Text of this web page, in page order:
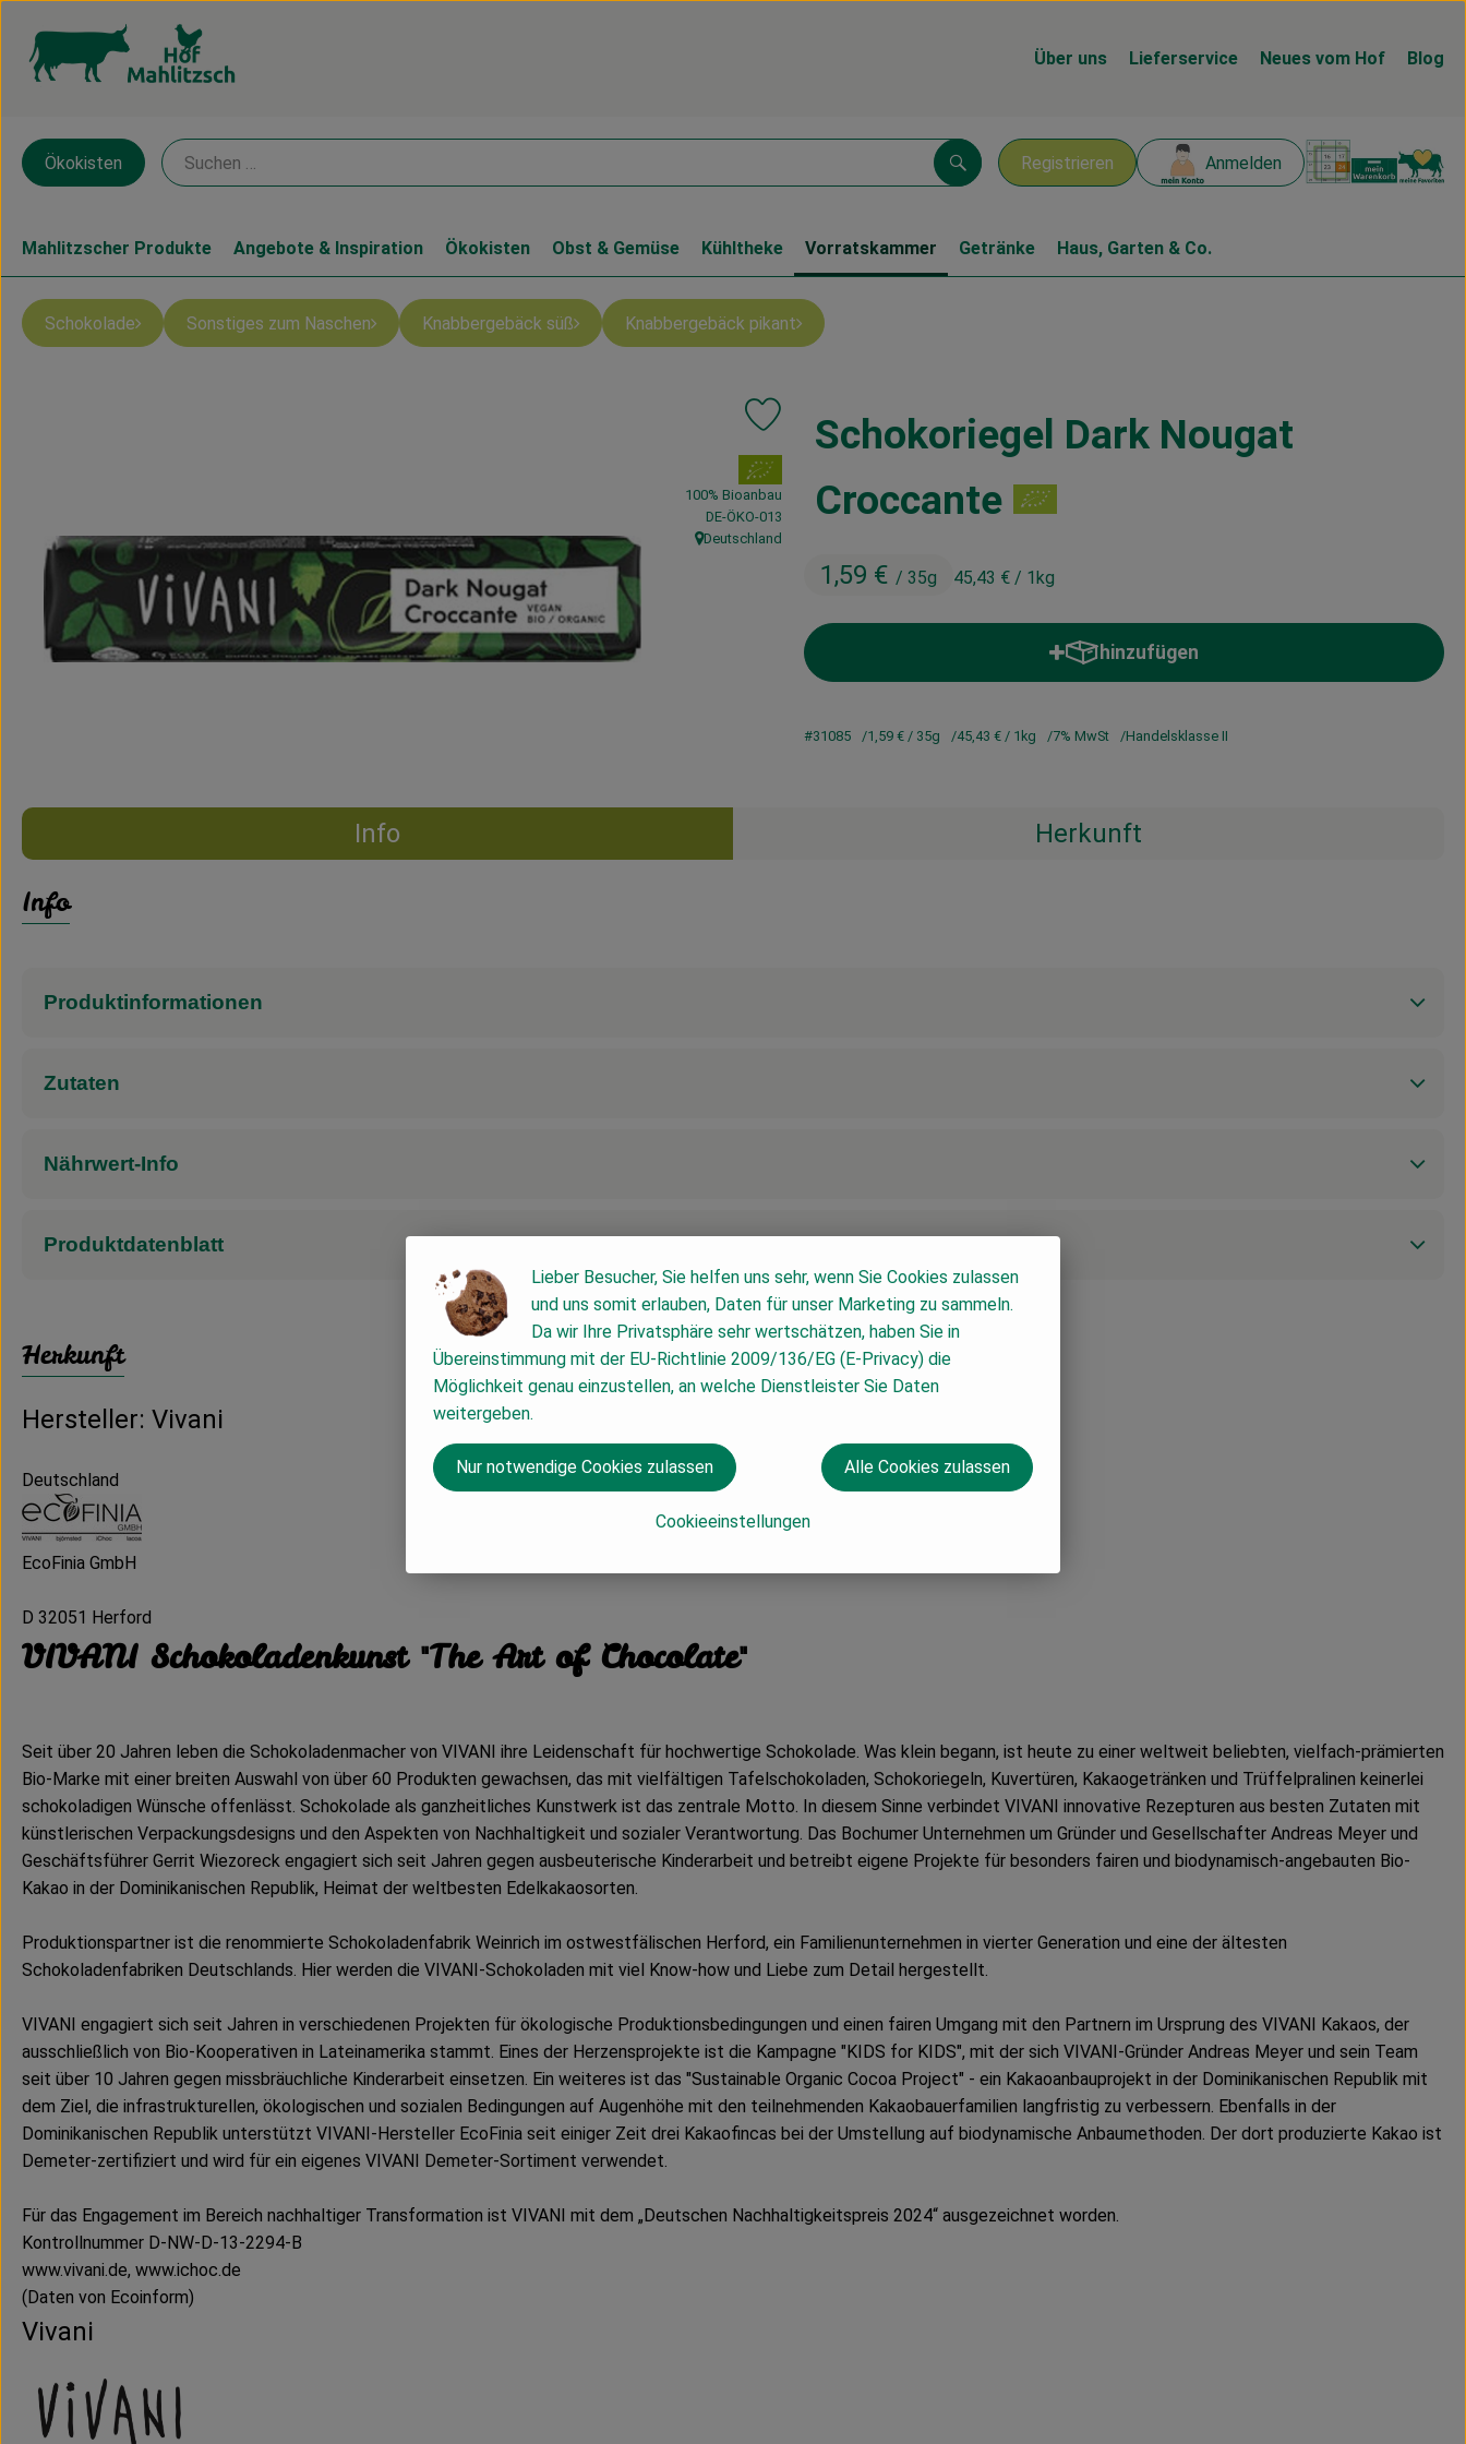
Über uns Lieferservice Neues vom Hof Blog
Registrieren Anmelden
Suchen
Ökokisten
Mahlitzscher Produkte Angebote & Inspiration Ökokisten Obst & Gemüse Kühltheke Vorratskammer Getränke Haus, Garten & Co.
Schokolade Sonstiges zum Naschen Knabbergebäck süß Knabbergebäck pikant
Schokoriegel Dark Nougat
Croccante
1,59 € / 35g 45,43 € / 1kg
Produkt zu Favouriten hinzufügen
, Verband:
100% Bioanbau
, Kontrollstelle:
DE-ÖKO-013
, Herkunft:
Deutschland
hinzufügen
Produkt zum Warenkorb hinzufügen
#31085 1,59 € / 35g 45,43 € / 1kg 7% MwSt Handelsklasse II
Info Herkunft
Info
Produktinformationen
Zutaten
Nährwert-Info
Produktdatenblatt
Herkunft
Hersteller: Vivani
Deutschland
EcoFinia GmbH
D 32051 Herford
VIVANI Schokoladenkunst "The Art of Chocolate"
Seit über 20 Jahren leben die Schokoladenmacher von VIVANI ihre Leidenschaft für hochwertige Schokolade. Was klein begann, ist heute zu einer weltweit beliebten, vielfach-prämierten
Bio-Marke mit einer breiten Auswahl von über 60 Produkten gewachsen, das mit vielfältigen Tafelschokoladen, Schokoriegeln, Kuvertüren, Kakaogetränken und Trüffelpralinen keinerlei
schokoladigen Wünsche offenlässt. Schokolade als ganzheitliches Kunstwerk ist das zentrale Motto. In diesem Sinne verbindet VIVANI innovative Rezepturen aus besten Zutaten mit
künstlerischen Verpackungsdesigns und den Aspekten von Nachhaltigkeit und sozialer Verantwortung. Das Bochumer Unternehmen um Gründer und Gesellschafter Andreas Meyer und
Geschäftsführer Gerrit Wiezoreck engagiert sich seit Jahren gegen ausbeuterische Kinderarbeit und betreibt eigene Projekte für besonders fairen und biodynamisch-angebauten Bio-
Kakao in der Dominikanischen Republik, Heimat der weltbesten Edelkakaosorten.
Produktionspartner ist die renommierte Schokoladenfabrik Weinrich im ostwestfälischen Herford, ein Familienunternehmen in vierter Generation und eine der ältesten
Schokoladenfabriken Deutschlands. Hier werden die VIVANI-Schokoladen mit viel Know-how und Liebe zum Detail hergestellt.
VIVANI engagiert sich seit Jahren in verschiedenen Projekten für ökologische Produktionsbedingungen und einen fairen Umgang mit den Partnern im Ursprung des VIVANI Kakaos, der
ausschließlich von Bio-Kooperativen in Lateinamerika stammt. Eines der Herzensprojekte ist die Kampagne "KIDS for KIDS", mit der sich VIVANI-Gründer Andreas Meyer und sein Team
seit über 10 Jahren gegen missbräuchliche Kinderarbeit einsetzen. Ein weiteres ist das "Sustainable Organic Cocoa Project" - ein Kakaoanbauprojekt in der Dominikanischen Republik mit
dem Ziel, die infrastrukturellen, ökologischen und sozialen Bedingungen auf Augenhöhe mit den teilnehmenden Kakaobauerfamilien langfristig zu verbessern. Ebenfalls in der
Dominikanischen Republik unterstützt VIVANI-Hersteller EcoFinia seit einiger Zeit drei Kakaofincas bei der Umstellung auf biodynamische Anbaumethoden. Der dort produzierte Kakao ist
Demeter-zertifiziert und wird für ein eigenes VIVANI Demeter-Sortiment verwendet.
Für das Engagement im Bereich nachhaltiger Transformation ist VIVANI mit dem „Deutschen Nachhaltigkeitspreis 2024“ ausgezeichnet worden.
Kontrollnummer D-NW-D-13-2294-B
www.vivani.de, www.ichoc.de
(Daten von Ecoinform)
Vivani
Lieber Besucher, Sie helfen uns sehr, wenn Sie Cookies zulassen
und uns somit erlauben, Daten für unser Marketing zu sammeln.
Da wir Ihre Privatsphäre sehr wertschätzen, haben Sie in
Übereinstimmung mit der EU-Richtlinie 2009/136/EG (E-Privacy) die
Möglichkeit genau einzustellen, an welche Dienstleister Sie Daten
weitergeben.
Cookieeinstellungen
Nur notwendige Cookies zulassen Alle Cookies zulassen